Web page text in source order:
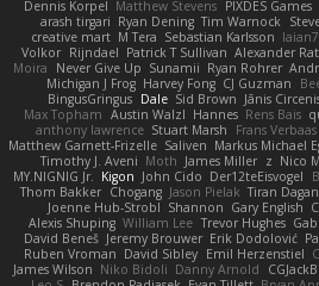
Dennis Korpel Matthew Stevens PIXDES Games
arash tirgari Ryan Dening Tim Warnock
creative mart M Tera Sebastian Karlsson
Volkor Rijndael Patrick T Sullivan Alexander
Moira
Never Give Up Sunamii Ryan Rohrer
Michigan J Frog Harvey Fong CJ Guzman
BingusGringus Dale Sid Brown Jānis
Max Topham Austin Walzl Hannes Rens Bais
anthony lawrence Stuart Marsh Frans Verbaas
Matthew Garnett-Frizelle Saliven Markus Michael
Timothy J. Aveni Moth James Miller z Nico
MY.NIGNIG Jr. Kigon John Cido Der12teEisvogel
Thom Bakker Chogang Jason Pielak Tiran Dagan
Joenne Hub-Strobl Shannon Gary English
Alexis Shuping William Lee Trevor Hughes
David Beneš Jeremy Brouwer Erik Dodolović
Ruben Vroman David Sibley Emil Herzenstiel
James Wilson Niko Bidoli Danny Arnold CGJackB